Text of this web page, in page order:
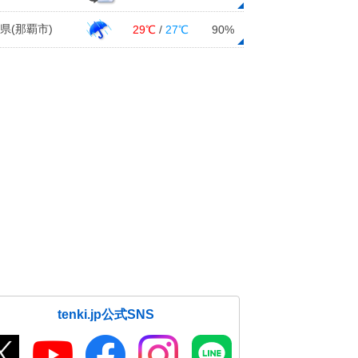
(那覇市) 29℃ / 27℃ 90%
tenki.jp公式SNS